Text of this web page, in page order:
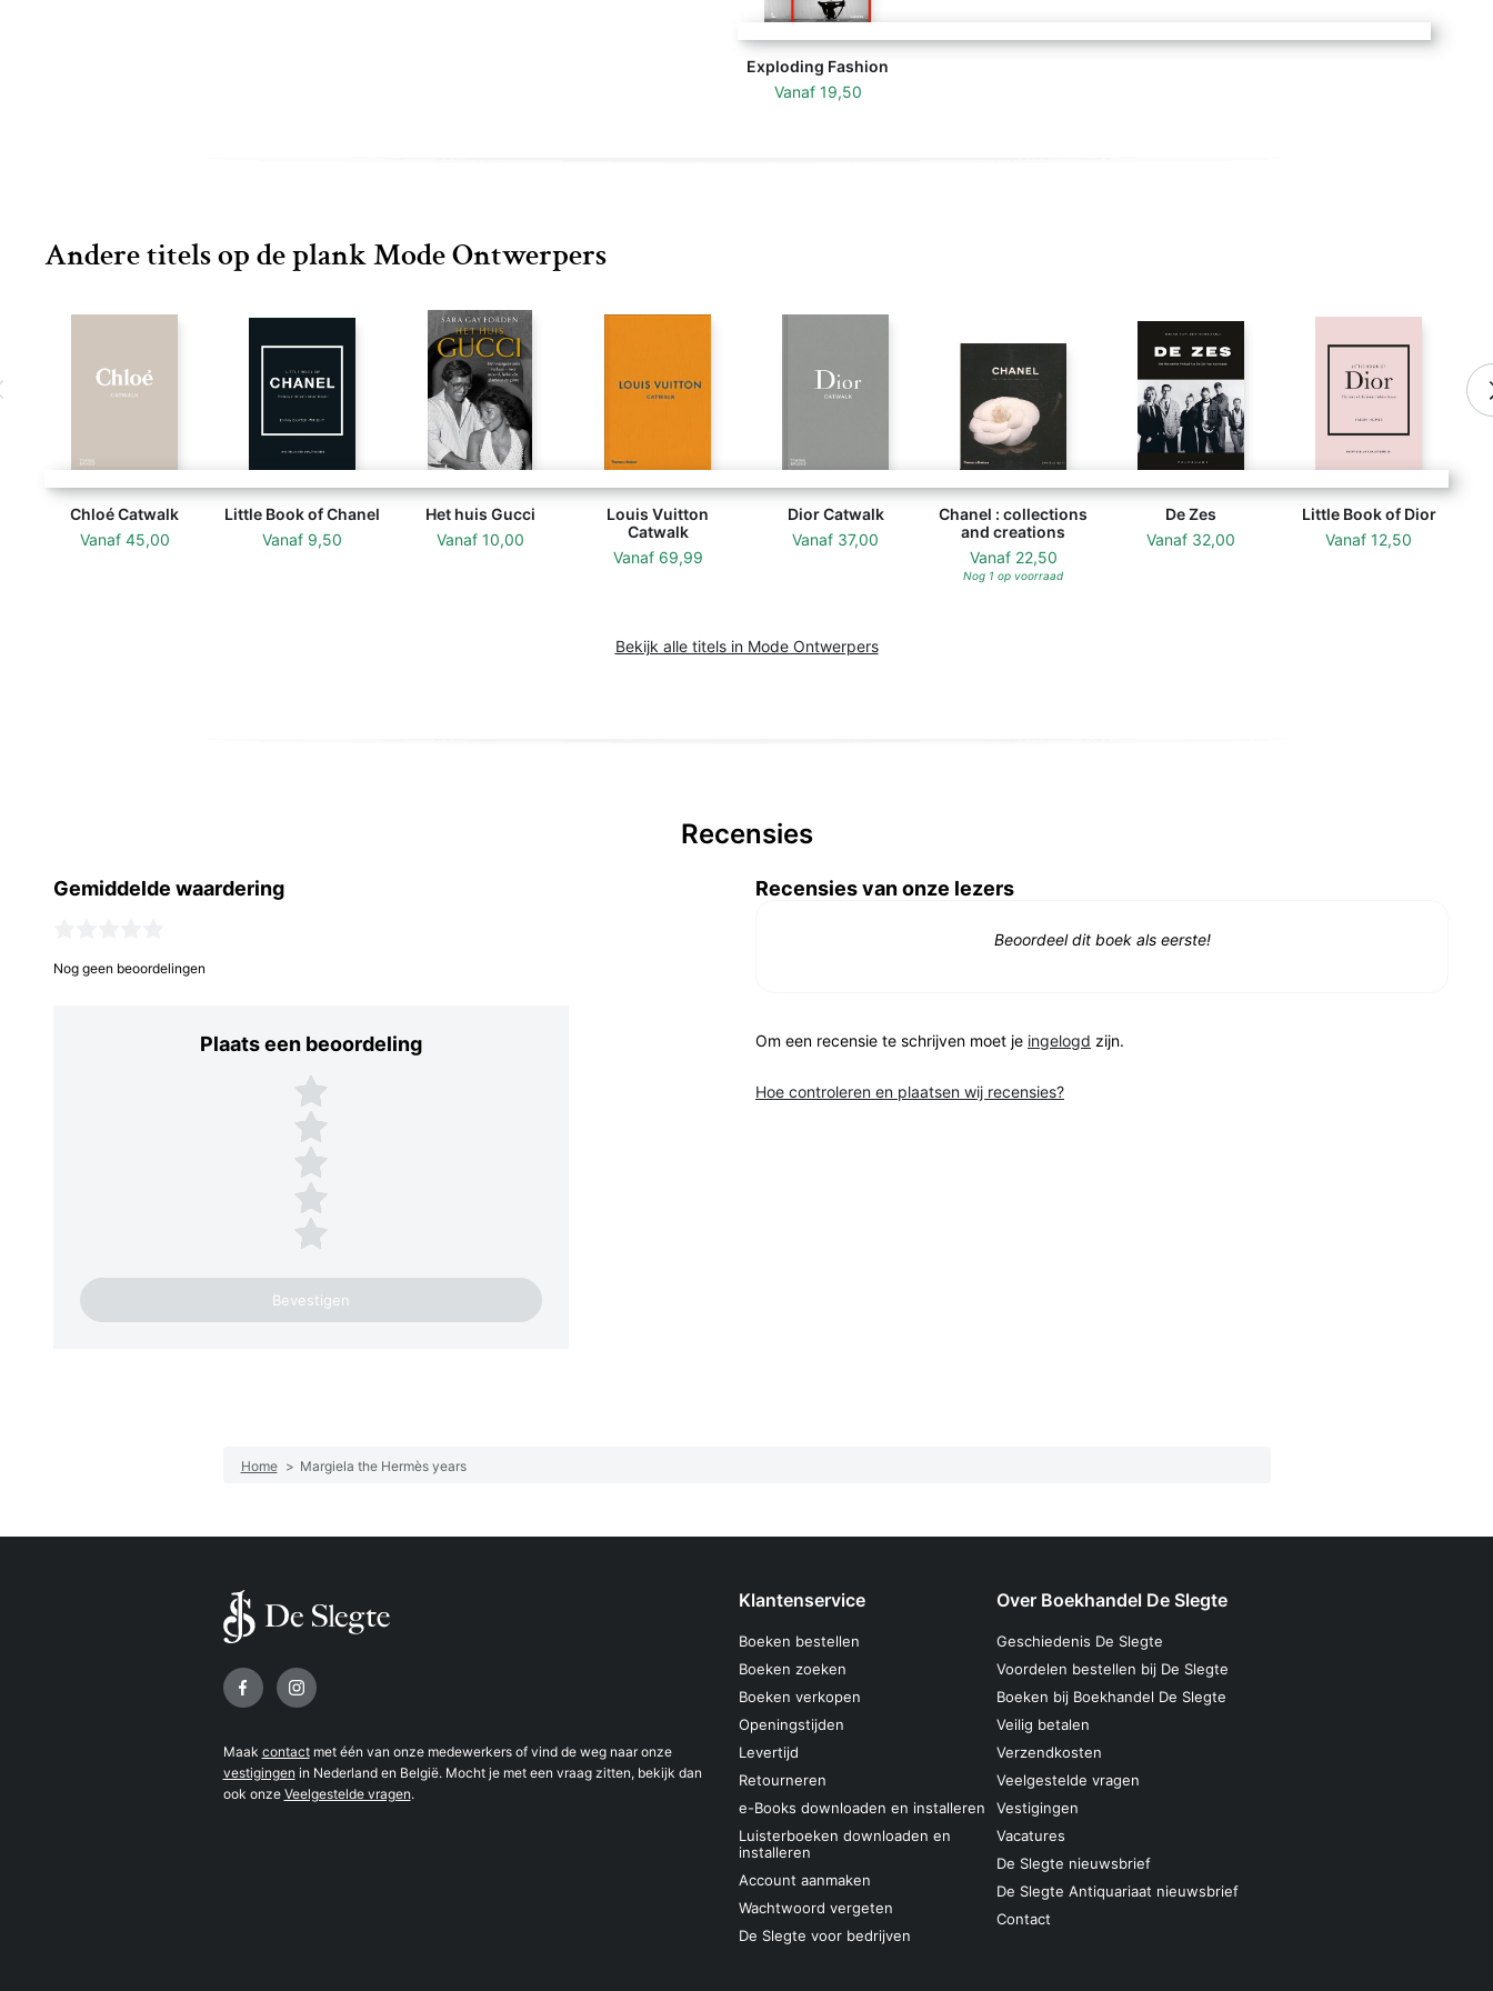
Exploding Fashion
Vanaf 19,50
Andere titels op de plank Mode Ontwerpers
Chloé Catwalk
Vanaf 45,00
Little Book of Chanel
Vanaf 9,50
Het huis Gucci
Vanaf 10,00
Louis Vuitton
Catwalk
Vanaf 69,99
Dior Catwalk
Vanaf 37,00
Chanel : collections
and creations
Vanaf 22,50
Nog 1 op voorraad
De Zes
Vanaf 32,00
Little Book of Dior
Vanaf 12,50
Bekijk alle titels in Mode Ontwerpers
Recensies
Gemiddelde waardering
Nog geen beoordelingen
Plaats een beoordeling
Plaats een beoordeling
5 sterren
4 sterren
3 sterren
2 sterren
1 ster
Recensies van onze lezers
Beoordeel dit boek als eerste!
Om een recensie te schrijven moet je ingelogd zijn.
Hoe controleren en plaatsen wij recensies?
Home > Margiela the Hermès years
Volg ons op
Maak contactmet één van onze medewerkers of vind de weg naar onze
vestigingen in Nederland en België. Mocht je met een vraag zitten, bekijk dan
ook onze Veelgestelde vragen.
Klantenservice
Boeken bestellen
Boeken zoeken
Boeken verkopen
Openingstijden
Levertijd
Retourneren
e-Books downloaden en installeren
Luisterboeken downloaden en
installeren
Account aanmaken
Wachtwoord vergeten
De Slegte voor bedrijven
Over Boekhandel De Slegte
Geschiedenis De Slegte
Voordelen bestellen bij De Slegte
Boeken bij Boekhandel De Slegte
Veilig betalen
Verzendkosten
Veelgestelde vragen
Vestigingen
Vacatures
De Slegte nieuwsbrief
De Slegte Antiquariaat nieuwsbrief
Contact